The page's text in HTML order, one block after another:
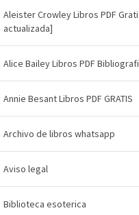
Aleister Crowley Libros PDF
actualizada]
Alice Bailey Libros PDF
Annie Besant Libros PDF GRATIS
Archivo de libros whatsapp
Aviso legal
Biblioteca esoterica